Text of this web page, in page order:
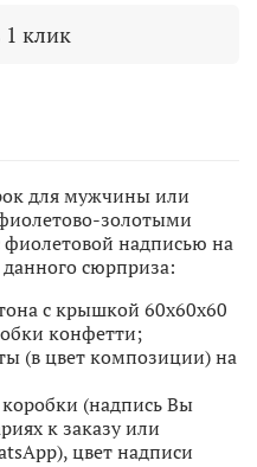
1 клик
для мужчины или
золотыми
надписью на
данного сюрприза:
с крышкой 60х60х60
конфетти;
(в цвет композиции) на
коробки (надпись Вы
к заказу или
цвет надписи